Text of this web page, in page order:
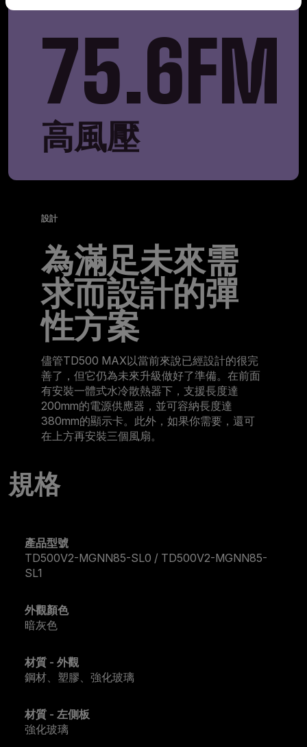
75.6FM
高風壓
設計
為滿足未來需
求而設計的彈
性方案
儘管TD500 MAX以當前來說已經設計的很完
善了，但它仍為未來升級做好了準備。在前面
有安裝一體式水冷散熱器下，支援長度達
200mm的電源供應器，並可容納長度達
380mm的顯示卡。此外，如果你需要，還可
在上方再安裝三個風扇。
規格
產品型號
TD500V2-MGNN85-SL0 / TD500V2-MGNN85-
SL1
外觀顏色
暗灰色
材質 - 外觀
鋼材、塑膠、強化玻璃
材質 - 左側板
強化玻璃